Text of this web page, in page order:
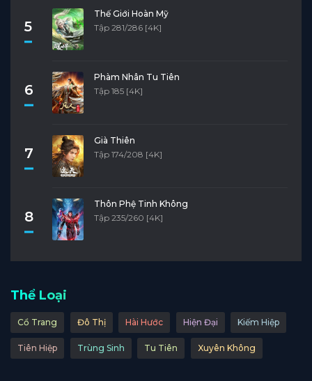
5
Thế Giới Hoàn Mỹ
Tập 281/286 [4K]
6
Phàm Nhân Tu Tiên
Tập 185 [4K]
7
Già Thiên
Tập 174/208 [4K]
8
Thôn Phệ Tinh Không
Tập 235/260 [4K]
Thể Loại
Cổ Trang Đô Thị Hài Hước Hiện Đại Kiếm Hiệp
Tiên Hiệp Trùng Sinh Tu Tiên Xuyên Không